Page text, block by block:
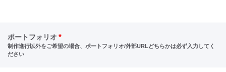
ポートフォリオ *
制作進行以外をご希望の場合、ポートフォリオ/外部URLどちらかは必ず入力してく
ださい